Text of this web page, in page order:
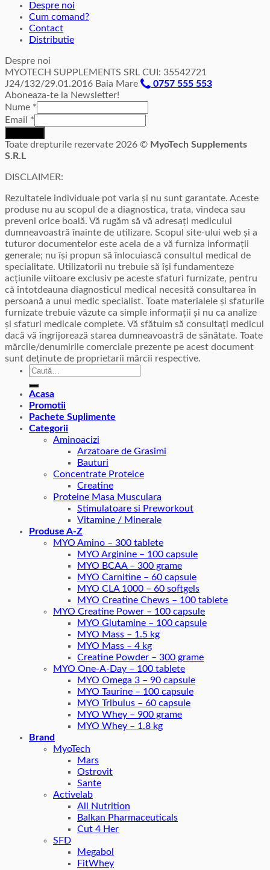
Despre noi
Cum comand?
Contact
Distributie
Despre noi
MYOTECH SUPPLEMENTS SRL CUI: 35542721
J24/132/29.01.2016 Baia Mare
0757 555 553
Aboneaza-te la Newsletter!
Nume *
Email *
Toate drepturile rezervate 2026 © MyoTech Supplements
S.R.L
DISCLAIMER:
Rezultatele individuale pot varia și nu sunt garantate. Aceste
produse nu au scopul de a diagnostica, trata, vindeca sau
preveni orice boală. Vă rugăm să vă adresați medicului
dumneavoastră înainte de utilizare. Scopul site-ului web și a
tuturor documentelor este acela de a vă furniza informații
generale; nu își propun să înlocuiască consultul medical de
specialitate. Utilizatorii nu trebuie să își fundamenteze
acțiunile viitoare exclusiv pe aceste sfaturi furnizate, pentru
că întotdeauna diagnosticul medical necesită consultarea în
persoană a unui medic specialist. Toate materialele și sfaturile
furnizate trebuie văzute ca simple informații și nu ca analize
și sfaturi medicale complete. Vă sfătuim să consultați medicul
dacă vă îngrijorează starea dumneavoastră de sănătate. Toate
mărcile/denumirile comerciale prezente pe acest document
sunt deținute de proprietarii mărcii respective.
Caută
Acasa
Promotii
Pachete Suplimente
Categorii
Aminoacizi
Arzatoare de Grasimi
Bauturi
Concentrate Proteice
Creatine
Proteine Masa Musculara
Stimulatoare si Preworkout
Vitamine / Minerale
Produse A-Z
MYO Amino – 300 tablete
MYO Arginine – 100 capsule
MYO BCAA – 300 grame
MYO Carnitine – 60 capsule
MYO CLA 1000 – 60 softgels
MYO Creatine Chews – 100 tablete
MYO Creatine Power – 100 capsule
MYO Glutamine – 100 capsule
MYO Mass – 1.5 kg
MYO Mass – 4 kg
Creatine Powder – 300 grame
MYO One-A-Day – 100 tablete
MYO Omega 3 – 90 capsule
MYO Taurine – 100 capsule
MYO Tribulus – 60 capsule
MYO Whey – 900 grame
MYO Whey – 1.8 kg
Brand
MyoTech
Mars
Ostrovit
Sante
Activelab
All Nutrition
Balkan Pharmaceuticals
Cut 4 Her
SFD
Megabol
FitWhey